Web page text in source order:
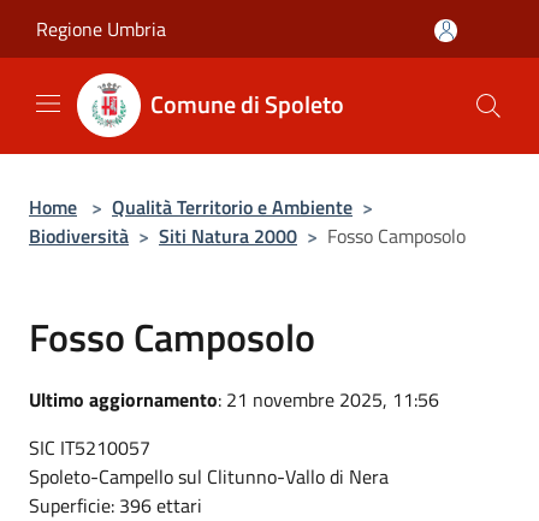
Regione Umbria
Comune di Spoleto
Home > Qualità Territorio e Ambiente >
Biodiversità > Siti Natura 2000 > Fosso Camposolo
Fosso Camposolo
Ultimo aggiornamento: 21 novembre 2025, 11:56
SIC IT5210057
Spoleto-Campello sul Clitunno-Vallo di Nera
Superficie: 396 ettari